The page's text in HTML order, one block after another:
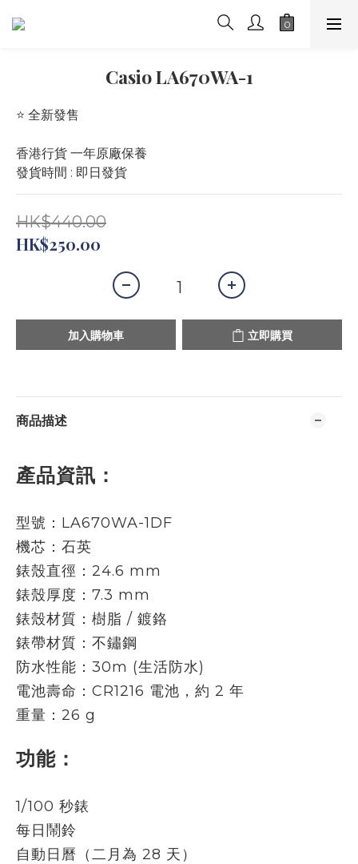
Casio LA670WA-1
⭐️ 全新發售
香港行貨 一年原廠保養
發貨時間 : 即日發貨
HK$440.00
HK$250.00
加入購物車 立即購買
商品描述
產品資訊：
型號：LA670WA-1DF
機芯：石英
錶殼直徑：24.6 mm
錶殼厚度：7.3 mm
錶殼材質：樹脂 / 鍍鉻
錶帶材質：不鏽鋼
防水性能：30m (生活防水)
電池壽命：CR1216 電池，約 2 年
重量：26 g
功能：
1/100 秒錶
每日鬧鈴
自動日曆（二月為 28 天）